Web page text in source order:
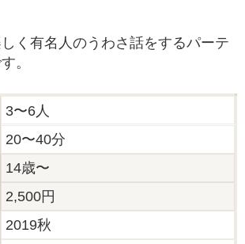
く有名人のうわさ話をするパーテ
。
3〜6人
20〜40分
14歳〜
2,500円
2019秋